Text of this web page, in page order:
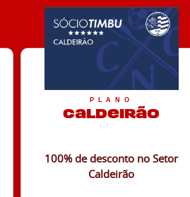
PLANO
Caldeirão
100% de desconto no Setor
Caldeirão